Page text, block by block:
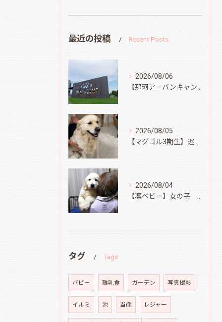
最近の投稿 Recent Posts
2026/08/06
2026/08/05
2026/08/04
タグ Tags
パピ－ 離乳食 ガーデン 写真撮影
イルミ 池 当歳 レジャー